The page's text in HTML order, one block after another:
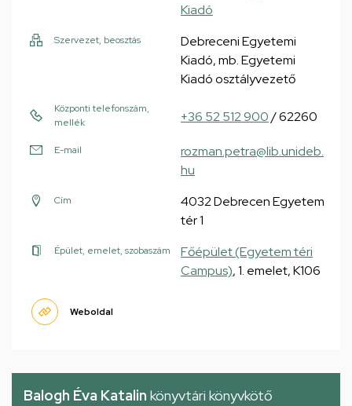
Kiadó
Szervezet, beosztás
Debreceni Egyetemi
Kiadó, mb. Egyetemi
Kiadó osztályvezető
Központi telefonszám,
mellék
+36 52 512 900/ 62260
E-mail
rozman.petra@lib.unideb.
hu
Cím
4032 Debrecen Egyetem
tér 1
Épület, emelet, szobaszám
Főépület (Egyetem téri
Campus), 1. emelet, K106
Weboldal
Balogh Éva Katalin könyvtári könyvkötő